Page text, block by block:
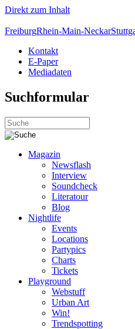
Direkt zum Inhalt
FreiburgRhein-Main-Neckar
Kontakt
E-Paper
Mediadaten
Suchformular
Magazin
Newsflash
Interview
Soundcheck
Literatour
Blog
Nightlife
Events
Locations
Partypics
Charts
Tickets
Playground
Webstuff
Urban Art
Win!
Trendspotting